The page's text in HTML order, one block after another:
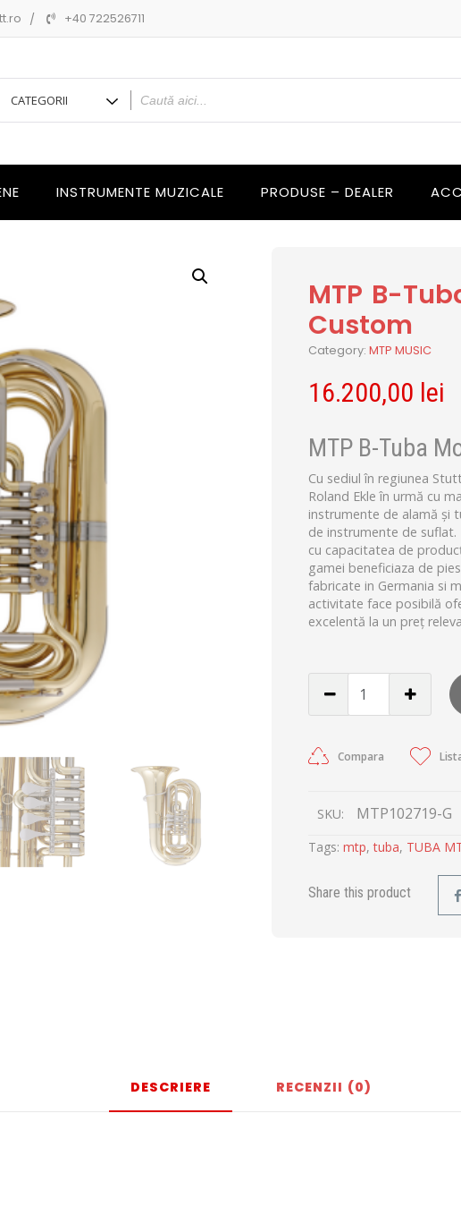
+40 722526711
INSTRUMENTE MUZICALE PRODUSE – DEALER
MTP B-
Custom
Category:MTP MUSIC
16.200,00 lei
MTP B-Tuba
Cu sediul în regiunea
Roland Ekle în urmă cu
instrumente de alamă și
de instrumente de
cu capacitatea de
gamei beneficiaza de
fabricate in Germania si
activitate face posibilă
excelentă la un preț
Compara
SKU: MTP102719-G
Tags:mtp,tuba, TUBA
Share this product
DESCRIERE RECENZII (0)